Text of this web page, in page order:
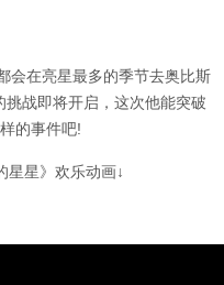
在亮星最多的季节去奥比斯
战即将开启，这次他能突破
的事件吧!
星星》欢乐动画↓